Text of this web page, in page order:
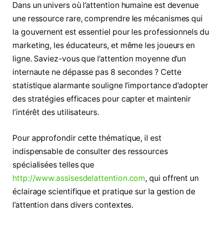
Dans un univers où l’attention humaine est devenue
une ressource rare, comprendre les mécanismes qui
la gouvernent est essentiel pour les professionnels du
marketing, les éducateurs, et même les joueurs en
ligne. Saviez-vous que l’attention moyenne d’un
internaute ne dépasse pas 8 secondes ? Cette
statistique alarmante souligne l’importance d’adopter
des stratégies efficaces pour capter et maintenir
l’intérêt des utilisateurs.
Pour approfondir cette thématique, il est
indispensable de consulter des ressources
spécialisées telles que
http://www.assisesdelattention.com, qui offrent un
éclairage scientifique et pratique sur la gestion de
l’attention dans divers contextes.